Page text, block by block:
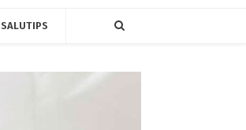
SALUTIPS